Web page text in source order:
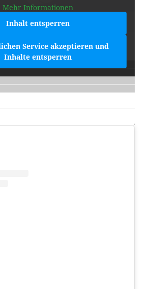
Mehr Informationen
Inhalt entsperren
Service akzeptieren und
Inhalte entsperren